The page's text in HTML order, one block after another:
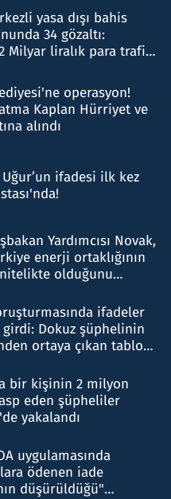
yasa dışı bahis
34 gözaltı:
Milyar liralık para trafiği
operasyon!
Kaplan Hürriyet ve
alındı
Uğur’un ifadesi ilk kez
Yardımcısı Novak,
enerji ortaklığının
olduğunu
ifadeler
Dokuz şüphelinin
ortaya çıkan tablo
bir kişinin 2 milyon
eden şüpheliler
yakalandı
uygulamasında
ödenen iade
düşürüldüğü"